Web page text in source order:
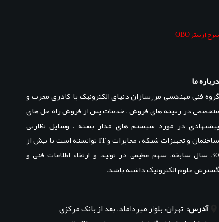
سرج ارستر OBO
درباره ما
گروه فنی مهندسی مرزسازان دنیای الکترونیک با کادری مجرب و
متخصص در زمینه های فروش ، خدمات پس از فروش راه حل های
پیشنهادی در مورد سیستم های مدار بسته ، وسایل نظارتی
ساختمان و تجهیزات شبکه ، مخابرات و IT توانسته است با بیش از
30 سال سابقه، سهم عظیمی در تولید و ارتقاء اطلاعات فنی و
گسترش علوم الکترونیک داشته باشد.
آدرس: تهران، بلوار میرداماد، بعد از بانک مرکزی